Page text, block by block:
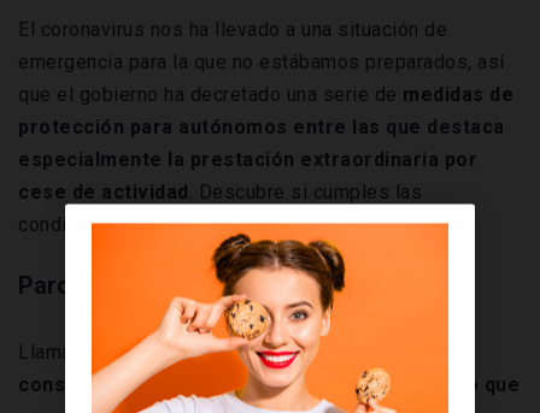
El coronavirus nos ha llevado a una situación de
emergencia para la que no estábamos preparados, así
que el gobierno ha decretado una serie de medidas de
protección para autónomos entre las que destaca
especialmente la prestación extraordinaria por
cese de actividad. Descubre si cumples las
condiciones establecidas para apegarte a ella.
Paro de los autónomos
Llamado "el paro de los autónomos",
considera a los profesionales que hayan tenido que